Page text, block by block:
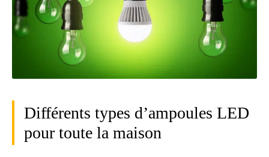
Différents types d’ampoules LED
pour toute la maison